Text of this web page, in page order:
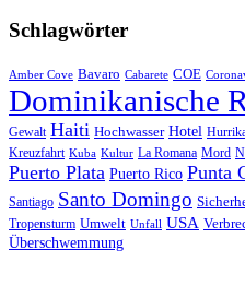
Schlagwörter
Amber Cove Bavaro Cabarete COE
Dominikanische
Gewalt Haiti Hochwasser Hotel
Kreuzfahrt Kuba Kultur La Romana Mord
Puerto Plata Puerto Rico Punta
Santiago Santo Domingo
Tropensturm Umwelt Unfall USA
Überschwemmung